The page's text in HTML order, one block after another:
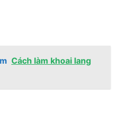
Cách làm khoai lang